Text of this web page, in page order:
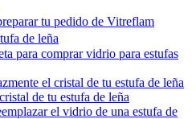
tu pedido de Vitreflam
de leña
para comprar vidrio para estufas
el cristal de tu estufa de leña
de tu estufa de leña
el vidrio de una estufa de